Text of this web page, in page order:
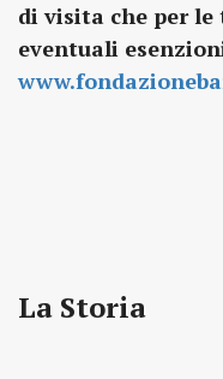
di visita che per le
eventuali
La Storia